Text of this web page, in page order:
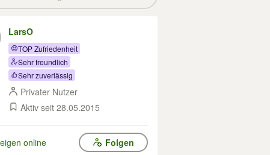
LarsO
TOP Zufriedenheit
Sehr freundlich
Sehr zuverlässig
Privater Nutzer
Aktiv seit 28.05.2015
online Folgen